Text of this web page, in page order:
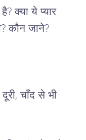
क्या ये प्यार
कौन जाने?
चाँद से भी